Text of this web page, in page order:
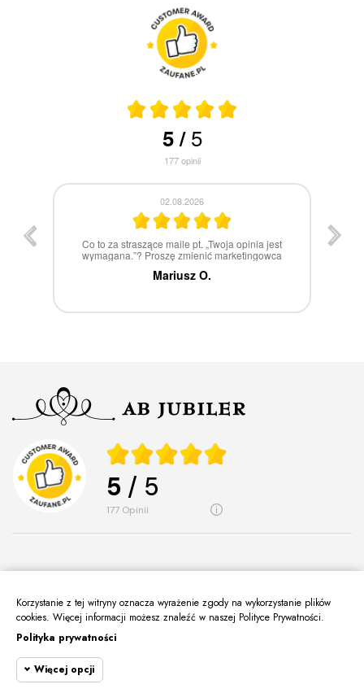
5/5
177opinii
30.07.2026
W 100% polecam
Marcin Z.
5 / 5
177 opinii
O Nas
Informacje
Moje Konto
Korzystanie z tej witryny oznacza wyrażenie zgody na wykorzystanie plików
cookies. Więcej informacji możesz znaleźć w naszej Polityce Prywatności.
Polityka prywatności
Więcej opcji